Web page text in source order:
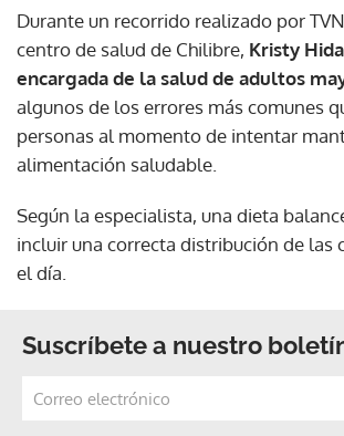
Durante un recorrido realizado por
centro de salud de Chilibre, Kristy
encargada de la salud de adultos
algunos de los errores más comunes
personas al momento de intentar
alimentación saludable.
Según la especialista, una dieta
incluir una correcta distribución de las
el día.
Suscríbete a nuestro